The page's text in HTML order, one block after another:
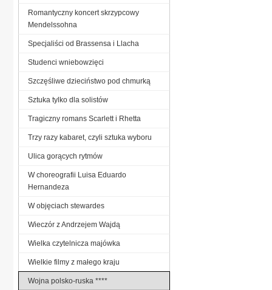
Romantyczny koncert skrzypcowy
Mendelssohna
Specjaliści od Brassensa i Llacha
Studenci wniebowzięci
Szczęśliwe dzieciństwo pod chmurką
Sztuka tylko dla solistów
Tragiczny romans Scarlett i Rhetta
Trzy razy kabaret, czyli sztuka wyboru
Ulica gorących rytmów
W choreografii Luisa Eduardo
Hernandeza
W objęciach stewardes
Wieczór z Andrzejem Wajdą
Wielka czytelnicza majówka
Wielkie filmy z małego kraju
Wojna polsko-ruska ****